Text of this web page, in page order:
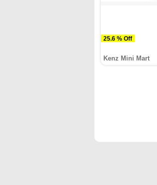
25.6 % Off
Kenz Mini Mart